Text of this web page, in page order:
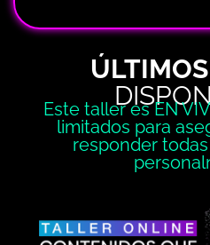
Este taller es EN
limitados para
responder